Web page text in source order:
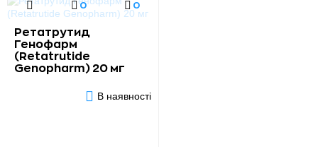
0 0
Ретатрутид
Генофарм
(Retatrutide
Genopharm) 20 мг
В наявності